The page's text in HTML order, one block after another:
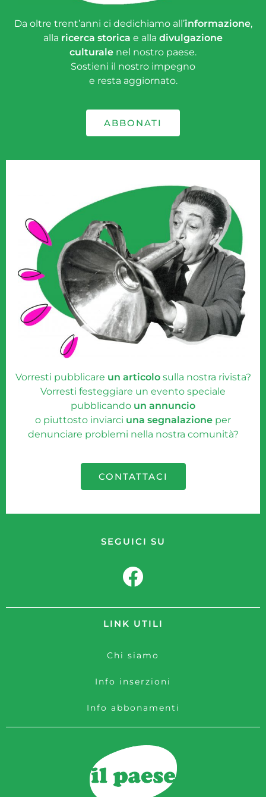
Da oltre trent’anni ci dedichiamo all’informazione,
alla ricerca storica e alla divulgazione
culturale nel nostro paese.
Sostieni il nostro impegno
e resta aggiornato.
ABBONATI
Vorresti pubblicare un articolosulla nostra rivista?
Vorresti festeggiare un evento speciale
pubblicando un annuncio
o piuttosto inviarci una segnalazione per
denunciare problemi nella nostra comunità?
CONTATTACI
LINK UTILI
Chi siamo
Info inserzioni
Info abbonamenti
SEGUICI SU